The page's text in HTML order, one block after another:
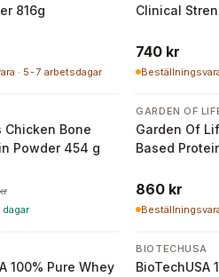
816g
· 5-7 arbetsdagar
Clinical
740 kr
Chicken Bone
Powder 454 g
GARDEN OF
Garden Of
Based
860 kr
100% Pure Whey
BIOTECHUSA
BioTechUSA